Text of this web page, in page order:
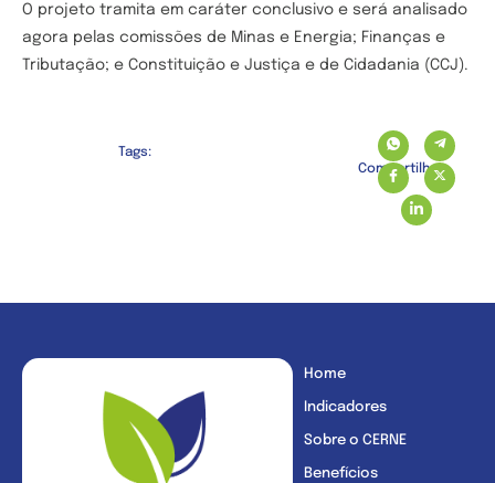
O projeto tramita em caráter conclusivo e será analisado
agora pelas comissões de Minas e Energia; Finanças e
Tributação; e Constituição e Justiça e de Cidadania (CCJ).
Tags:
Compartilhe:
Home
Indicadores
Sobre o CERNE
Benefícios